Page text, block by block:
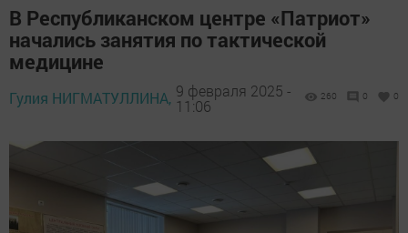
В Республиканском центре «Патриот»
начались занятия по тактической
медицине
Гулия НИГМАТУЛЛИНА, 9 февраля 2025 -
11:06
260 0 0